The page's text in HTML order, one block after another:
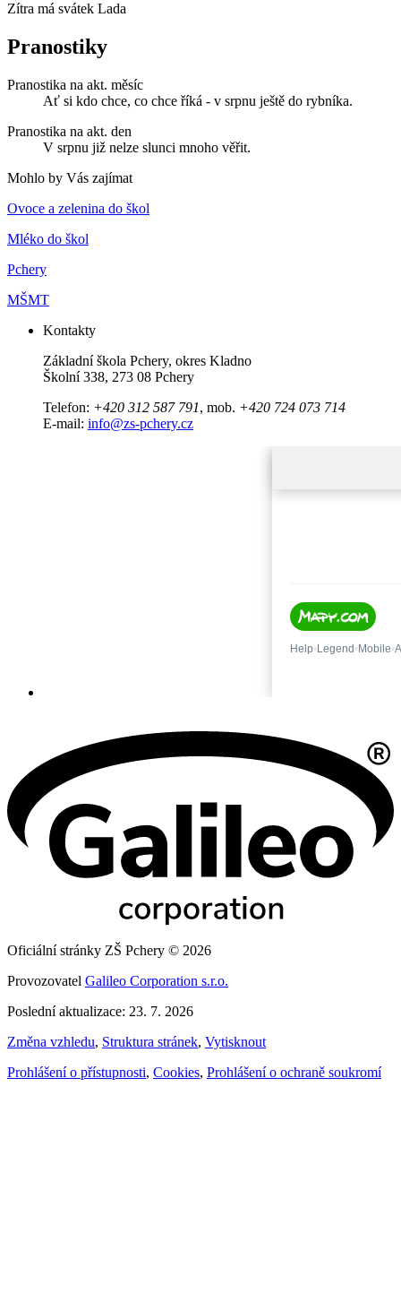
Zítra má svátek Lada
Pranostiky
Pranostika na akt. měsíc
Ať si kdo chce, co chce říká - v srpnu ještě do rybníka.
Pranostika na akt. den
V srpnu již nelze slunci mnoho věřit.
Mohlo by Vás zajímat
Ovoce a zelenina do škol
Mléko do škol
Pchery
MŠMT
Kontakty
Základní škola Pchery, okres Kladno
Školní 338, 273 08 Pchery
Telefon: +420 312 587 791, mob. +420 724 073 714
E-mail: info@zs-pchery.cz
Oficiální stránky ZŠ Pchery © 2026
Provozovatel Galileo Corporation s.r.o.
Poslední aktualizace: 23. 7. 2026
Změna vzhledu, Struktura stránek, Vytisknout
Prohlášení o přístupnosti, Cookies, Prohlášení o ochraně soukromí